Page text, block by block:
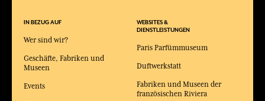
WEBSITES &
DIENSTLEISTUNGEN
Paris Parfümmuseum
Duftwerkstatt
Fabriken und Museen der
französischen Riviera
IN BEZUG AUF
Wer sind wir?
Geschäfte, Fabriken und
Museen
Events